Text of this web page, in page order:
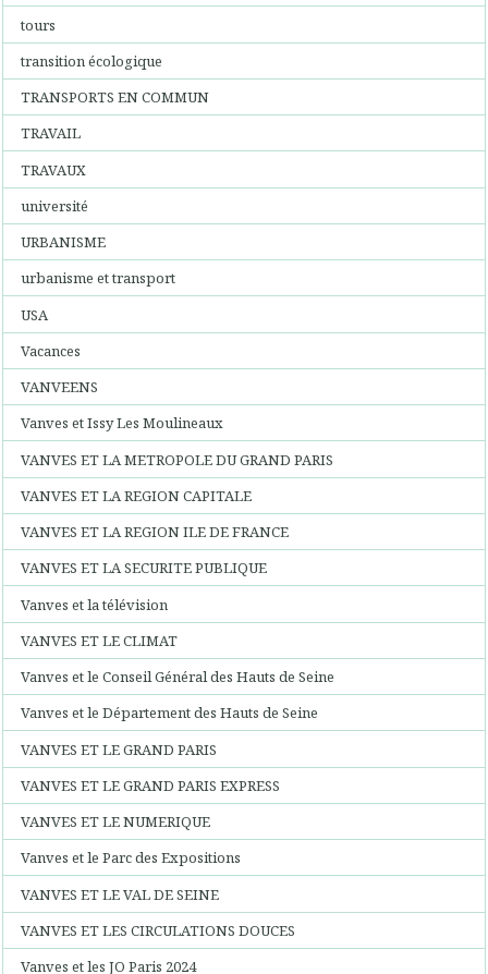
tours
transition écologique
TRANSPORTS EN COMMUN
TRAVAIL
TRAVAUX
université
URBANISME
urbanisme et transport
USA
Vacances
VANVEENS
Vanves et Issy Les Moulineaux
VANVES ET LA METROPOLE DU GRAND PARIS
VANVES ET LA REGION CAPITALE
VANVES ET LA REGION ILE DE FRANCE
VANVES ET LA SECURITE PUBLIQUE
Vanves et la télévision
VANVES ET LE CLIMAT
Vanves et le Conseil Général des Hauts de Seine
Vanves et le Département des Hauts de Seine
VANVES ET LE GRAND PARIS
VANVES ET LE GRAND PARIS EXPRESS
VANVES ET LE NUMERIQUE
Vanves et le Parc des Expositions
VANVES ET LE VAL DE SEINE
VANVES ET LES CIRCULATIONS DOUCES
Vanves et les JO Paris 2024